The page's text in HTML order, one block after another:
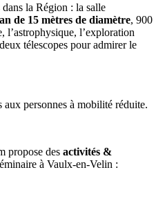
dans la Région : la salle
de 15 mètres de diamètre, 900
l’astrophysique, l’exploration
télescopes pour admirer le
aux personnes à mobilité réduite.
propose des activités &
à Vaulx-en-Velin :